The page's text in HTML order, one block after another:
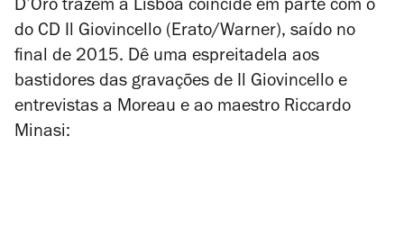
D’Oro trazem a Lisboa coincide em parte com o
do CD Il Giovincello (Erato/Warner), saído no
final de 2015. Dê uma espreitadela aos
bastidores das gravações de Il Giovincello e
entrevistas a Moreau e ao maestro Riccardo
Minasi: